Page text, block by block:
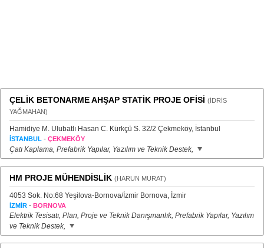
ÇELİK BETONARME AHŞAP STATİK PROJE OFİSİ (İDRİS
YAĞMAHAN)
Hamidiye M. Ulubatlı Hasan C. Kürkçü S. 32/2 Çekmeköy, İstanbul
İSTANBUL - ÇEKMEKÖY
Çatı Kaplama, Prefabrik Yapılar, Yazılım ve Teknik Destek,
HM PROJE MÜHENDİSLİK (HARUN MURAT)
4053 Sok. No:68 Yeşilova-Bornova/İzmir Bornova, İzmir
İZMİR - BORNOVA
Elektrik Tesisatı, Plan, Proje ve Teknik Danışmanlık, Prefabrik Yapılar, Yazılım
ve Teknik Destek,